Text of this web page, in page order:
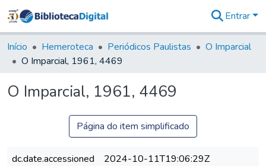
&
Coleções
Tudo na
Digital
Entrar
Início Hemeroteca Periódicos Paulistas
O Imparcial
O Imparcial, 1961, 4469
O Imparcial, 1961, 4469
Página do item simplificado
dc.date.accessioned
2024-10-11T19:06:29Z